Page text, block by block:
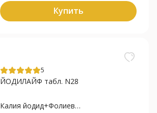
Купить
5
ЙОДИЛАЙФ табл. N28
Калия йодид+Фолиевая кислота...